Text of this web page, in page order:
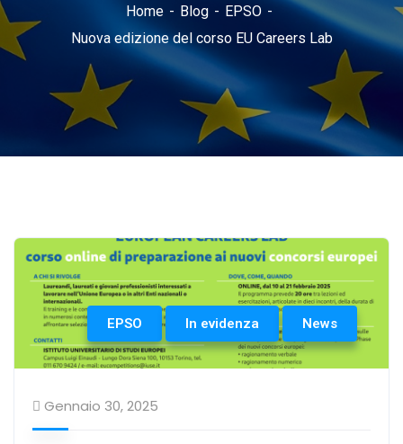
Home Blog
EPSO
Nuova edizione del corso EU Careers Lab
EPSO In evidenza News
Gennaio 30, 2025